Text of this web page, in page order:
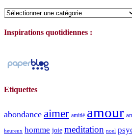
Catégories
Inspirations quotidiennes :
Etiquettes
abondance aimer amitié amour
heureux homme joie meditation noel